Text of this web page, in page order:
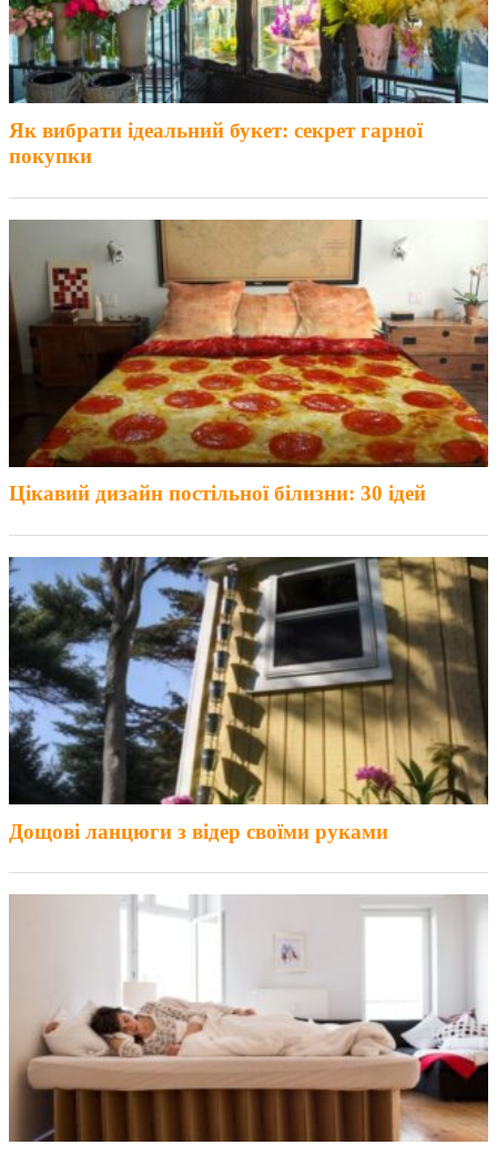
Як вибрати ідеальний букет: секрет гарної
покупки
Цікавий дизайн постільної білизни: 30 ідей
Дощові ланцюги з відер своїми руками